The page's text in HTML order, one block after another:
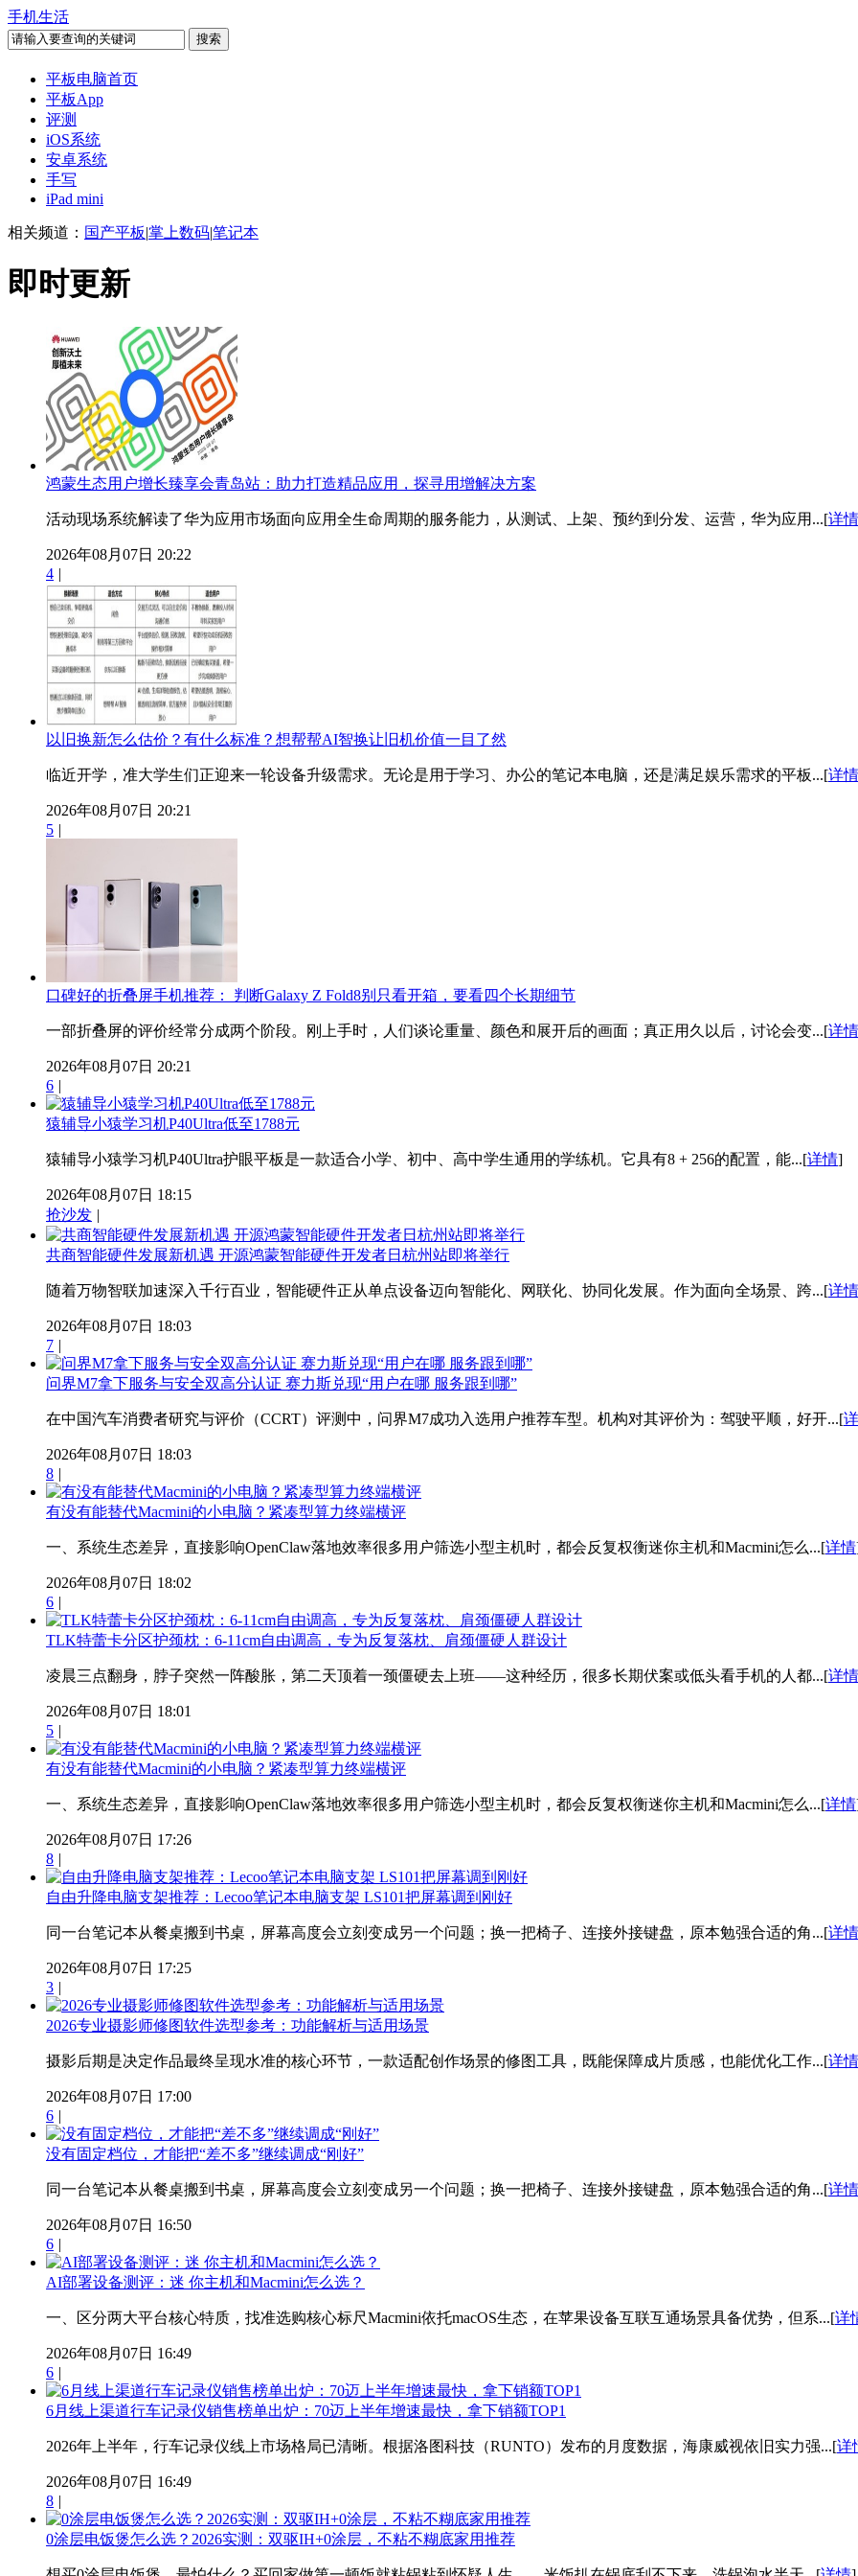
手机生活
平板电脑首页
平板App
评测
iOS系统
安卓系统
手写
iPad mini
相关频道： 国产平板|掌上数码|笔记本
即时更新
鸿蒙生态用户增长臻享会青岛站：助力打造精品应用，探寻用增解决方案
活动现场系统解读了华为应用市场面向应用全生命周期的服务能力，从测试、上架、预约到分发、运营，华为应用...[详情
2026年08月07日 20:22
4 |
以旧换新怎么估价？有什么标准？想帮帮AI智换让旧机价值一目了然
临近开学，准大学生们正迎来一轮设备升级需求。无论是用于学习、办公的笔记本电脑，还是满足娱乐需求的平板...[详情
2026年08月07日 20:21
5 |
口碑好的折叠屏手机推荐： 判断Galaxy Z Fold8别只看开箱，要看四个长期细节
一部折叠屏的评价经常分成两个阶段。刚上手时，人们谈论重量、颜色和展开后的画面；真正用久以后，讨论会变...[详情
2026年08月07日 20:21
6 |
猿辅导小猿学习机P40Ultra低至1788元
猿辅导小猿学习机P40Ultra护眼平板是一款适合小学、初中、高中学生通用的学练机。它具有8 + 256的配置，能...[详情]
2026年08月07日 18:15
抢沙发 |
共商智能硬件发展新机遇 开源鸿蒙智能硬件开发者日杭州站即将举行
随着万物智联加速深入千行百业，智能硬件正从单点设备迈向智能化、网联化、协同化发展。作为面向全场景、跨...[详情
2026年08月07日 18:03
7 |
问界M7拿下服务与安全双高分认证 赛力斯兑现“用户在哪 服务跟到哪”
在中国汽车消费者研究与评价（CCRT）评测中，问界M7成功入选用户推荐车型。机构对其评价为：驾驶平顺，好开...[
2026年08月07日 18:03
8 |
有没有能替代Macmini的小电脑？紧凑型算力终端横评
一、系统生态差异，直接影响OpenClaw落地效率很多用户筛选小型主机时，都会反复权衡迷你主机和Macmini怎么...[详情
2026年08月07日 18:02
6 |
TLK特蕾卡分区护颈枕：6-11cm自由调高，专为反复落枕、肩颈僵硬人群设计
凌晨三点翻身，脖子突然一阵酸胀，第二天顶着一颈僵硬去上班——这种经历，很多长期伏案或低头看手机的人都...[详情
2026年08月07日 18:01
5 |
有没有能替代Macmini的小电脑？紧凑型算力终端横评
一、系统生态差异，直接影响OpenClaw落地效率很多用户筛选小型主机时，都会反复权衡迷你主机和Macmini怎么...[详情
2026年08月07日 17:26
8 |
自由升降电脑支架推荐：Lecoo笔记本电脑支架 LS101把屏幕调到刚好
同一台笔记本从餐桌搬到书桌，屏幕高度会立刻变成另一个问题；换一把椅子、连接外接键盘，原本勉强合适的角...[详情
2026年08月07日 17:25
3 |
2026专业摄影师修图软件选型参考：功能解析与适用场景
摄影后期是决定作品最终呈现水准的核心环节，一款适配创作场景的修图工具，既能保障成片质感，也能优化工作...[详情
2026年08月07日 17:00
6 |
没有固定档位，才能把“差不多”继续调成“刚好”
同一台笔记本从餐桌搬到书桌，屏幕高度会立刻变成另一个问题；换一把椅子、连接外接键盘，原本勉强合适的角...[详情
2026年08月07日 16:50
6 |
AI部署设备测评：迷 你主机和Macmini怎么选？
一、区分两大平台核心特质，找准选购核心标尺Macmini依托macOS生态，在苹果设备互联互通场景具备优势，但系...[详
2026年08月07日 16:49
6 |
6月线上渠道行车记录仪销售榜单出炉：70迈上半年增速最快，拿下销额TOP1
2026年上半年，行车记录仪线上市场格局已清晰。根据洛图科技（RUNTO）发布的月度数据，海康威视依旧实力强...[详
2026年08月07日 16:49
8 |
0涂层电饭煲怎么选？2026实测：双驱IH+0涂层，不粘不糊底家用推荐